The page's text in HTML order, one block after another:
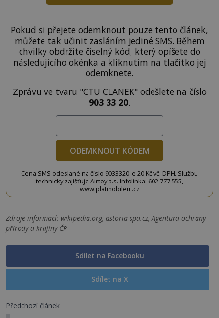
Pokud si přejete odemknout pouze tento článek,
můžete tak učinit zasláním jediné SMS. Během
chvilky obdržíte číselný kód, který opíšete do
následujícího okénka a kliknutím na tlačítko jej
odemknete.
Zprávu ve tvaru "CTU CLANEK" odešlete na číslo
903 33 20.
ODEMKNOUT KÓDEM
Cena SMS odeslané na číslo 9033320 je 20 Kč vč. DPH. Službu
technicky zajišťuje Airtoy a.s. Infolinka: 602 777 555,
www.platmobilem.cz
Zdroje informací: wikipedia.org, astoria-spa.cz, Agentura ochrany
přírody a krajiny ČR
Sdílet na Facebooku
Sdílet na X
Předchozí článek